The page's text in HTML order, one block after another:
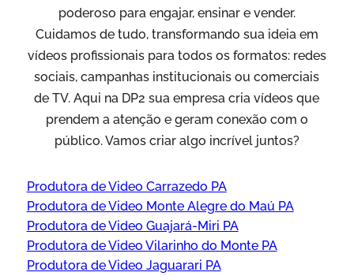
poderoso para engajar, ensinar e vender.
Cuidamos de tudo, transformando sua ideia em
vídeos profissionais para todos os formatos: redes
sociais, campanhas institucionais ou comerciais
de TV. Aqui na DP2 sua empresa cria vídeos que
prendem a atenção e geram conexão com o
público. Vamos criar algo incrível juntos?
Produtora de Video Carrazedo PA
Produtora de Video Monte Alegre do Maú PA
Produtora de Video Guajará-Miri PA
Produtora de Video Vilarinho do Monte PA
Produtora de Video Jaguarari PA